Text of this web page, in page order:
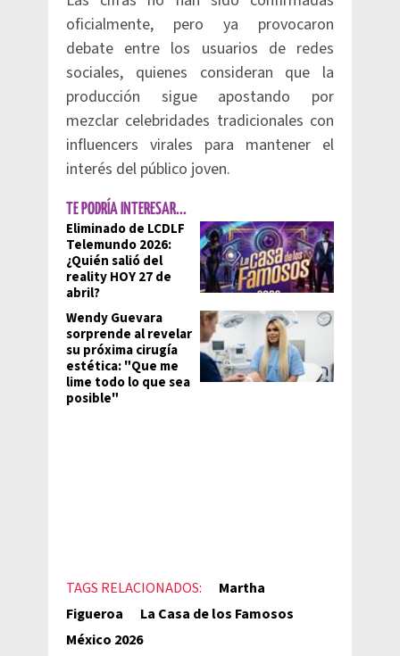
oficialmente, pero ya provocaron
debate entre los usuarios de redes
sociales, quienes consideran que la
producción sigue apostando por
mezclar celebridades tradicionales con
influencers virales para mantener el
interés del público joven.
TE PODRÍA INTERESAR...
Eliminado de LCDLF
Telemundo 2026:
¿Quién salió del
reality HOY 27 de
abril?
Wendy Guevara
sorprende al revelar
su próxima cirugía
estética: "Que me
lime todo lo que sea
posible"
TAGS RELACIONADOS:
Martha
Figueroa
La Casa de los Famosos
México 2026